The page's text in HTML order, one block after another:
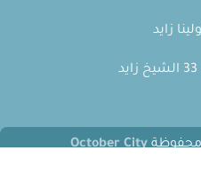
زايد
October City